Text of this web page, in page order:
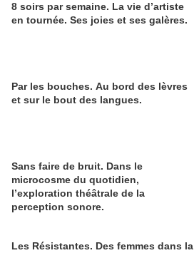
8 soirs par semaine. La vie d’artiste
en tournée. Ses joies et ses galères.
Par les bouches. Au bord des lèvres
et sur le bout des langues.
Sans faire de bruit. Dans le
microcosme du quotidien,
l’exploration théâtrale de la
perception sonore.
Les Résistantes. Des femmes dans la